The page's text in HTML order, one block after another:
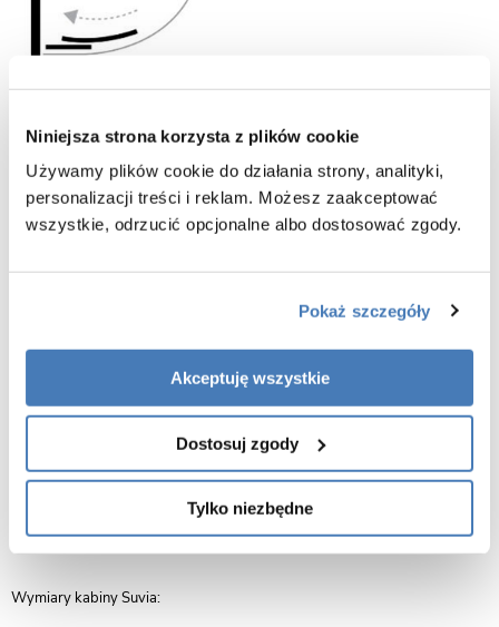
Niniejsza strona korzysta z plików cookie
Używamy plików cookie do działania strony, analityki,
personalizacji treści i reklam. Możesz zaakceptować
wszystkie, odrzucić opcjonalne albo dostosować zgody.
Pokaż szczegóły
Akceptuję wszystkie
Dostosuj zgody
Tylko niezbędne
Wymiary kabiny Suvia: